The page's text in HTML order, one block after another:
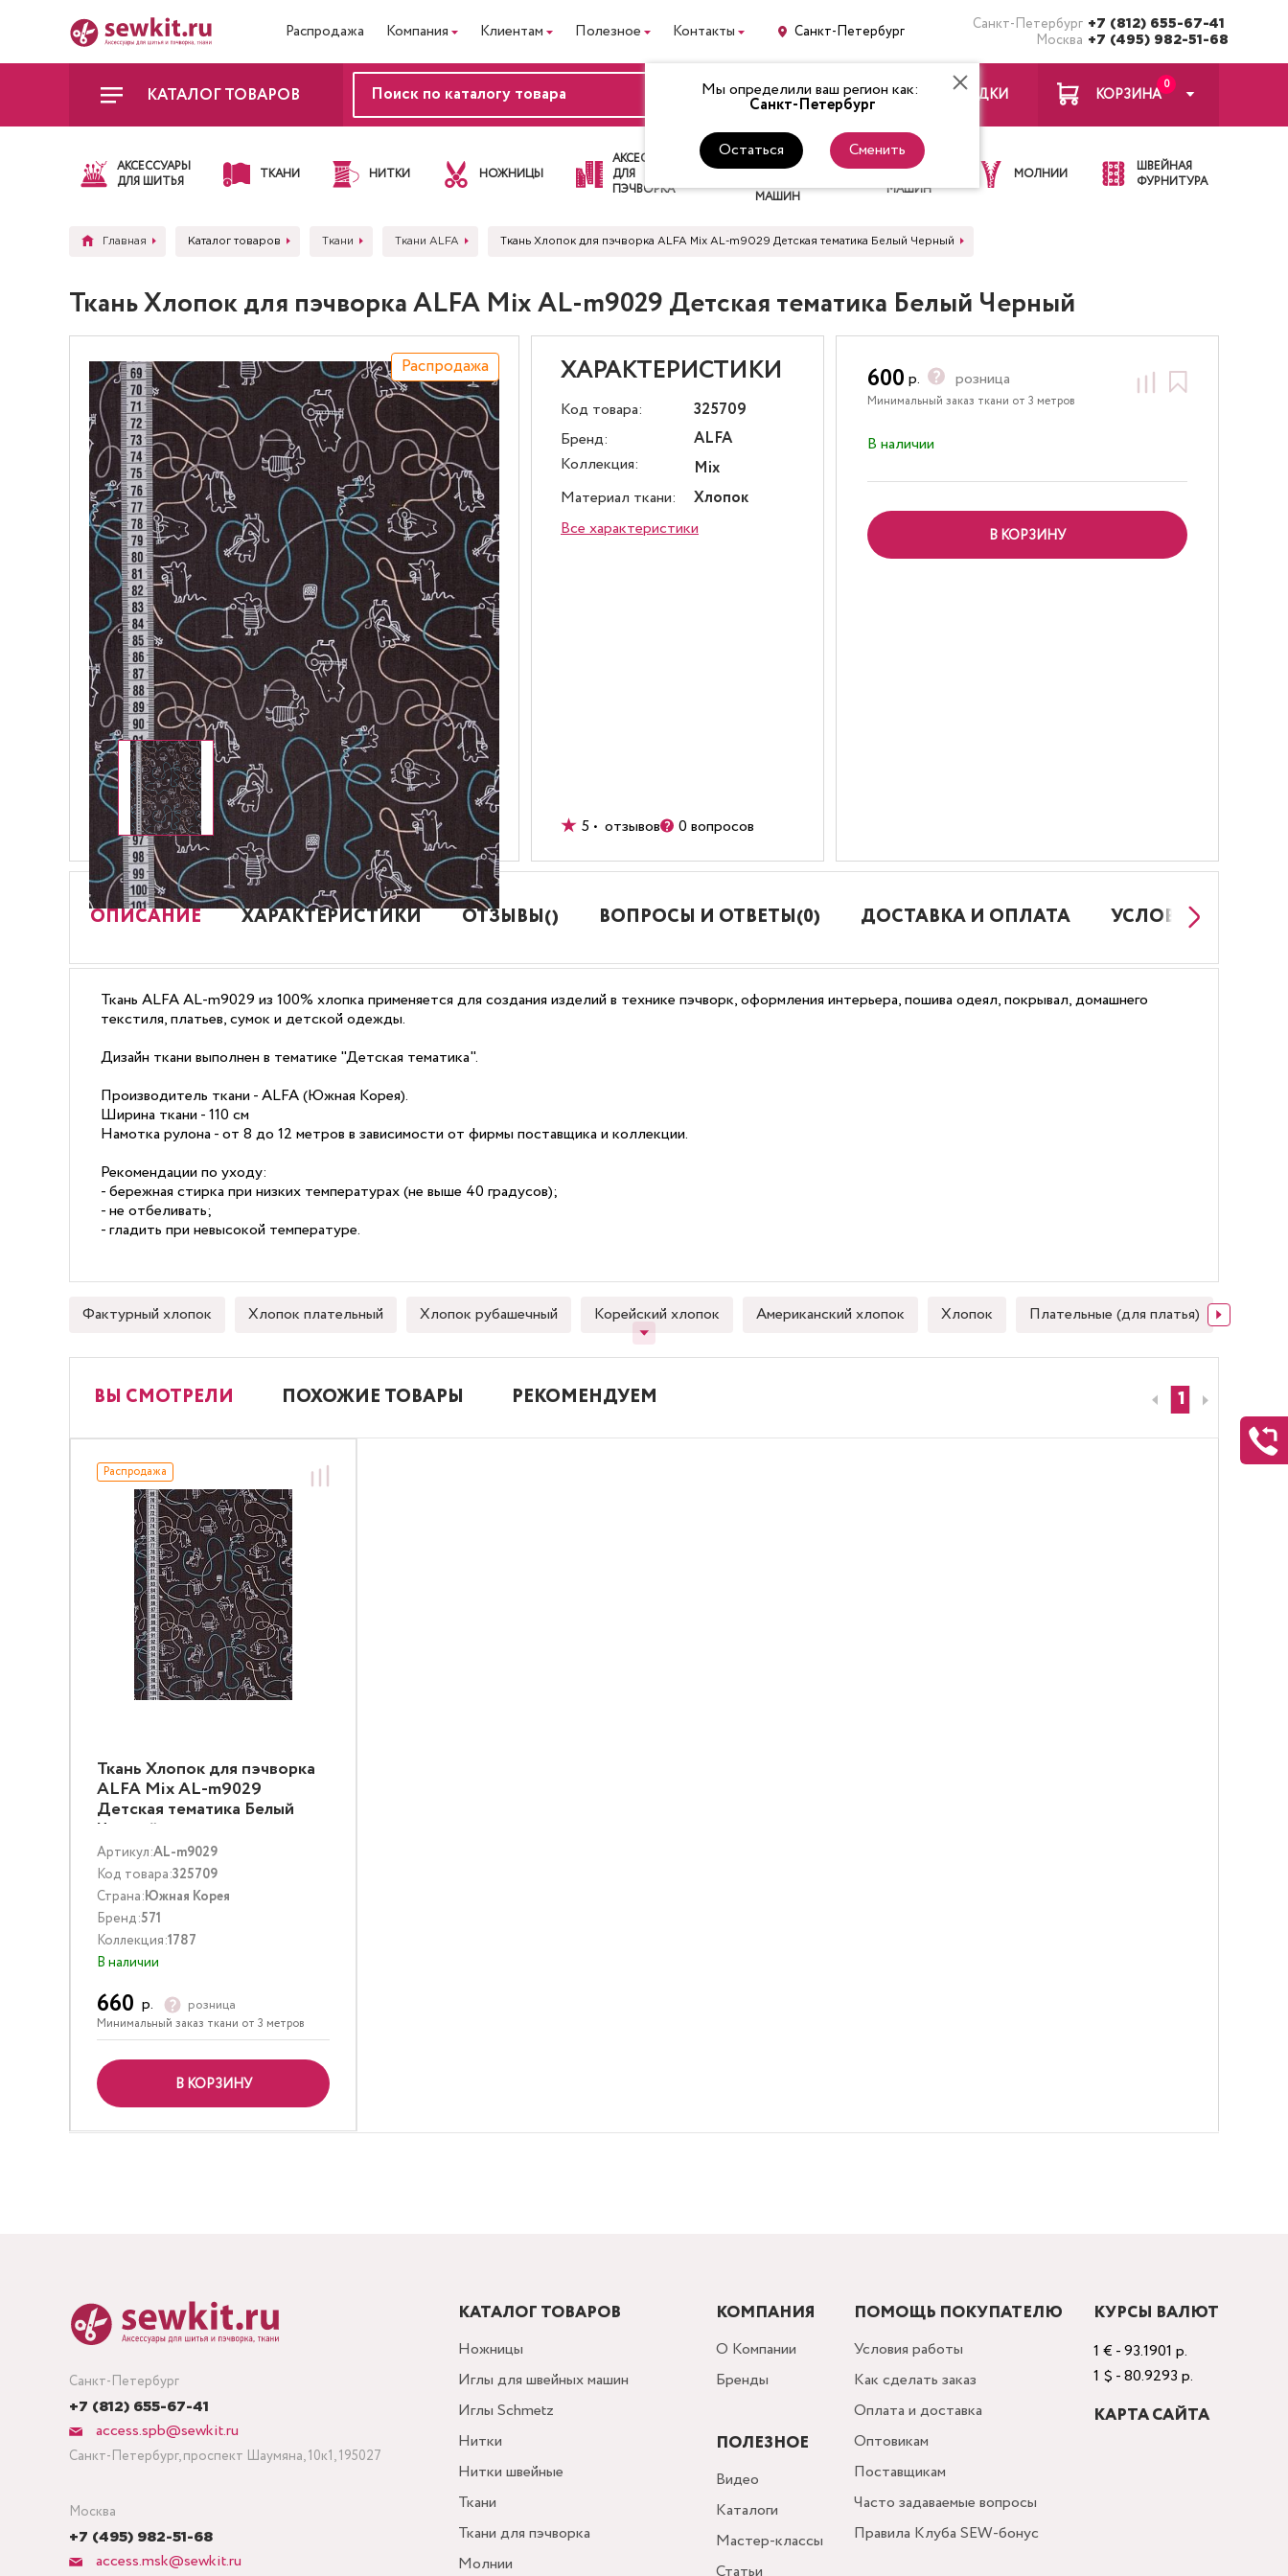
Распродажа Компания Клиентам Полезное Контакты Санкт-Петербург Санкт-Петербург +7 (812) 655-67-41
Москва +7 (495) 982-51-68
Мы определили ваш регион как:
Санкт-Петербург
Остаться Сменить
КАТАЛОГ ТОВАРОВ ВХОД ЗАКЛАДКИ
0
КОРЗИНА
АКСЕССУАРЫ
ДЛЯ ШИТЬЯ
ТКАНИ НИТКИ НОЖНИЦЫ
АКСЕССУАРЫ
ДЛЯ
ПЭЧВОРКА
ЛАПКИ
ДЛЯ
МАШИН
ИГЛЫ ДЛЯ
ШВЕЙНЫХ
МАШИН
МОЛНИИ
ШВЕЙНАЯ
ФУРНИТУРА
Главная Каталог товаров Ткани Ткани ALFA Ткань Хлопок для пэчворка ALFA Mix AL-m9029 Детская тематика Белый Черный
Ткань Хлопок для пэчворка ALFA Mix AL-m9029 Детская тематика Белый Черный
Распродажа ХАРАКТЕРИСТИКИ
Код товара:
325709
Бренд:
ALFA
Коллекция:
Mix
Материал ткани:
Хлопок
Все характеристики
5 • отзывов 0 вопросов
600 р. розница
Минимальный заказ ткани от 3 метров
В наличии
В КОРЗИНУ
ОПИСАНИЕ ХАРАКТЕРИСТИКИ ОТЗЫВЫ() ВОПРОСЫ И ОТВЕТЫ(0) ДОСТАВКА И ОПЛАТА УСЛОВИЯ РАБОТЫ
Ткань ALFA AL-m9029 из 100% хлопка применяется для создания изделий в технике пэчворк, оформления интерьера, пошива одеял, покрывал, домашнего
текстиля, платьев, сумок и детской одежды.
Дизайн ткани выполнен в тематике "Детская тематика".
Производитель ткани - ALFA (Южная Корея).
Ширина ткани - 110 см
Намотка рулона - от 8 до 12 метров в зависимости от фирмы поставщика и коллекции.
Рекомендации по уходу:
- бережная стирка при низких температурах (не выше 40 градусов);
- не отбеливать;
- гладить при невысокой температуре.
Фактурный хлопок Хлопок плательный Хлопок рубашечный Корейский хлопок Американский хлопок Хлопок Плательные (для платья)
ВЫ СМОТРЕЛИ ПОХОЖИЕ ТОВАРЫ РЕКОМЕНДУЕМ
Распродажа
Ткань Хлопок для пэчворка
ALFA Mix AL-m9029
Детская тематика Белый
Черный
Артикул:AL-m9029
Код товара:325709
Страна:Южная Корея
Бренд:571
Коллекция:1787
В наличии
660 р. розница
Минимальный заказ ткани от 3 метров
В КОРЗИНУ
1
Санкт-Петербург
+7 (812) 655-67-41
access.spb@sewkit.ru
Санкт-Петербург, проспект Шаумяна, 10к1, 195027
Москва
+7 (495) 982-51-68
access.msk@sewkit.ru
КАТАЛОГ ТОВАРОВ
Ножницы
Иглы для швейных машин
Иглы Schmetz
Нитки
Нитки швейные
Ткани
Ткани для пэчворка
Молнии
КОМПАНИЯ
О Компании
Бренды
ПОЛЕЗНОЕ
Видео
Каталоги
Мастер-классы
ПОМОЩЬ ПОКУПАТЕЛЮ
Условия работы
Как сделать заказ
Оплата и доставка
Оптовикам
Поставщикам
Часто задаваемые вопросы
Правила Клуба SEW-бонус
КУРСЫ ВАЛЮТ
1 € - 93.1901 р.
1 $ - 80.9293 р.
КАРТА САЙТА